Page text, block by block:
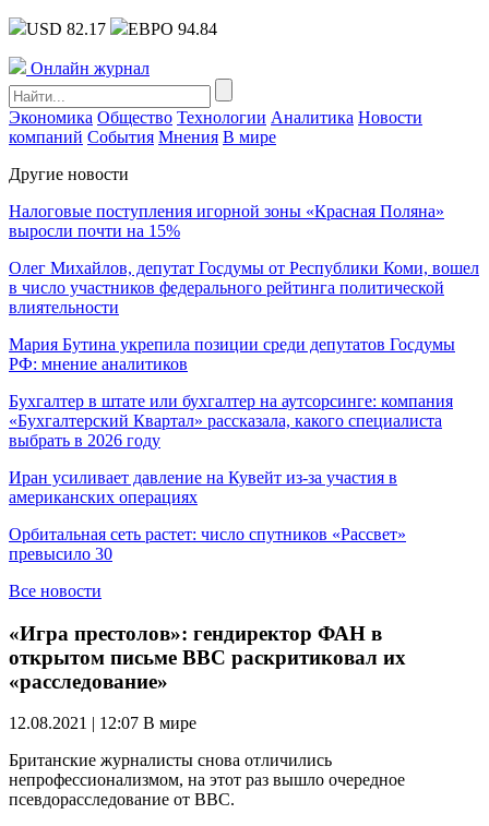
USD 82.17 ЕВРО 94.84
Онлайн журнал
Экономика Общество Технологии Аналитика Новости
компаний События Мнения В мире
Другие новости
Налоговые поступления игорной зоны «Красная Поляна»
выросли почти на 15%
Олег Михайлов, депутат Госдумы от Республики Коми, вошел
в число участников федерального рейтинга политической
влиятельности
Мария Бутина укрепила позиции среди депутатов Госдумы
РФ: мнение аналитиков
Бухгалтер в штате или бухгалтер на аутсорсинге: компания
«Бухгалтерский Квартал» рассказала, какого специалиста
выбрать в 2026 году
Иран усиливает давление на Кувейт из-за участия в
американских операциях
Орбитальная сеть растет: число спутников «Рассвет»
превысило 30
Все новости
«Игра престолов»: гендиректор ФАН в
открытом письме ВВС раскритиковал их
«расследование»
12.08.2021 | 12:07 В мире
Британские журналисты снова отличились
непрофессионализмом, на этот раз вышло очередное
псевдорасследование от ВВС.